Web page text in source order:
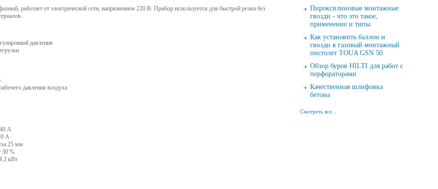
работает от электрической сети, напряжением 220 В. Прибор используется для быстрой резки без
давления
давления воздуха
А
А
25 мм
30 %
кВт
Пироксилиновые монтажные
гвозди - что это такое,
применение и типы
Как установить баллон и
гвозди в газовый монтажный
пистолет TOUA GSN 50
Обзор буров HILTI для работ с
перфораторами
Качественная шлифовка
бетона
Смотреть все...